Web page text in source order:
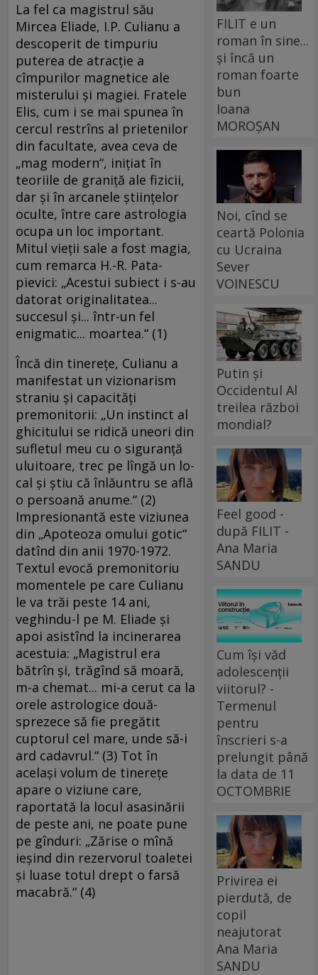
La fel ca magistrul său
Mircea Eliade, I.P. Cu­lianu a
descoperit de timpuriu
puterea de a­trac­ţie a
cîmpurilor magnetice ale
misterului şi ma­giei. Fratele
Elis, cum i se mai spunea în
cercul re­strîns al prietenilor
din facultate, avea ceva de
„mag modern“, iniţiat în
teoriile de graniţă ale fi­zicii,
dar şi în arcanele ştiinţelor
oculte, între ca­re astrologia
ocupa un loc important.
Mitul vie­ţii sale a fost magia,
cum remarca H.-R. Pa­ta­
pievici: „Acestui subiect i s-au
datorat ori­gi­na­litatea...
succesul şi... într-un fel
enigmatic... moar­tea.“ (1)
Încă din tinereţe, Culianu a
manifestat un vi­zio­narism
straniu şi capacităţi
premonitorii: „Un ins­tinct al
ghicitului se ridică uneori din
sufletul meu cu o siguranţă
uluitoare, trec pe lîngă un lo­
cal şi ştiu că înlăuntru se află
o persoană anu­me.“ (2)
Impresionantă este viziunea
din „Apo­teo­za omului gotic“
datînd din anii 1970-1972.
Tex­tul evocă premonitoriu
momentele pe care Cu­lia­nu
le va trăi peste 14 ani,
veghindu-l pe M. Elia­de şi
apoi asistînd la incinerarea
acestuia: „Ma­gistrul era
bătrîn şi, trăgînd să moară,
m-a che­mat... mi-a cerut ca la
orele astrologice două­
sprezece să fie pregătit
cuptorul cel mare, un­de să-i
ard cadavrul.“ (3) Tot în
acelaşi volum de tinereţe
apare o viziune care,
raportată la lo­cul asasinării
de peste ani, ne poate pune
pe gîn­duri: „Zărise o mînă
ieşind din rezervorul toa­letei
şi luase totul drept o farsă
macabră.“ (4)
FILIT e un
roman în sine...
și încă un
roman foarte
bun
Ioana
MOROȘAN
Noi, cînd se
ceartă Polonia
cu Ucraina
Sever
VOINESCU
Putin și
Occidentul Al
treilea război
mondial?
Feel good -
după FILIT -
Ana Maria
SANDU
Cum își văd
adolescenții
viitorul? -
Termenul
pentru
înscrieri s-a
prelungit până
la data de 11
OCTOMBRIE
Privirea ei
pierdută, de
copil
neajutorat
Ana Maria
SANDU